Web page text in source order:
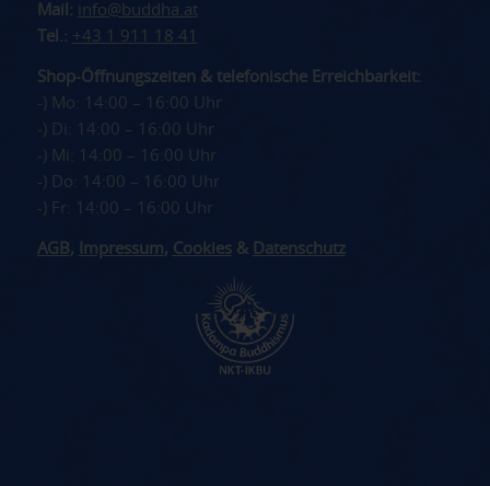
Mail: info@buddha.at
Tel.: +43 1 911 18 41
Shop-Öffnungszeiten & telefonische Erreichbarkeit:
-) Mo: 14:00 – 16:00 Uhr
-) Di: 14:00 – 16:00 Uhr
-) Mi: 14:00 – 16:00 Uhr
-) Do: 14:00 – 16:00 Uhr
-) Fr: 14:00 – 16:00 Uhr
AGB , Impressum, Cookies& Datenschutz